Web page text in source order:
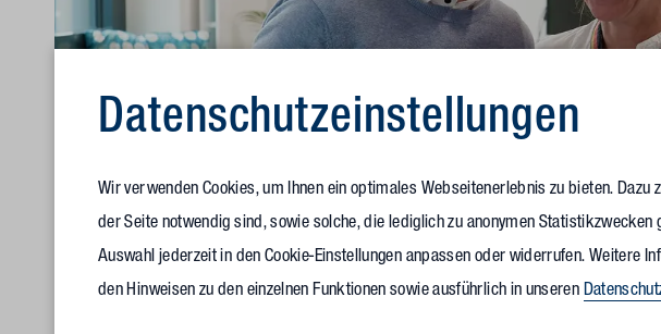
Datenschutz­einstellungen
Wir verwenden Cookies, um Ihnen ein optimales Webseitenerlebnis zu bieten. Dazu
der Seite notwendig sind, sowie solche, die lediglich zu anonymen Statistikzwecken
Auswahl jederzeit in den Cookie-Einstellungen anpassen oder widerrufen. Weitere
den Hinweisen zu den einzelnen Funktionen sowie ausführlich in unseren